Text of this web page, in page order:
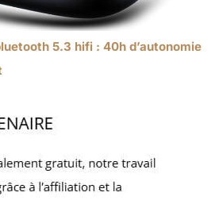
5.3 hifi : 40h d’autonomie